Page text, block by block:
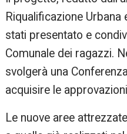
Riqualificazione
stati presentato e
Comunale dei ragazzi.
svolgerà una
acquisire le
Le nuove aree